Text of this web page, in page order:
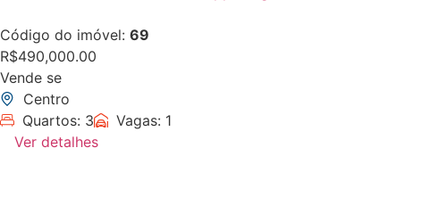
Código do imóvel: 69
R$490,000.00
Vende se
Centro
Quartos: 3
Vagas: 1
Ver detalhes